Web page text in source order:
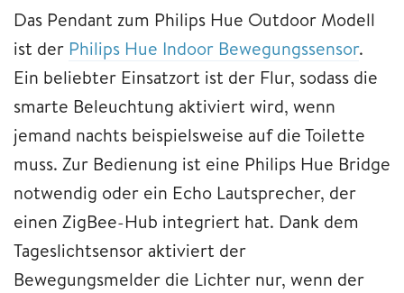
Das Pendant zum Philips Hue Outdoor Modell
ist der Philips Hue Indoor Bewegungssensor.
Ein beliebter Einsatzort ist der Flur, sodass die
smarte Beleuchtung aktiviert wird, wenn
jemand nachts beispielsweise auf die Toilette
muss. Zur Bedienung ist eine Philips Hue Bridge
notwendig oder ein Echo Lautsprecher, der
einen ZigBee-Hub integriert hat. Dank dem
Tageslichtsensor aktiviert der
Bewegungsmelder die Lichter nur, wenn der